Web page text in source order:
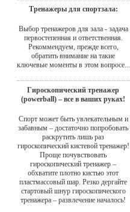
Тренажеры для спортзала:
Выбор тренажеров для зала - задача
первостепенная и ответственная.
Рекоммендуем, прежде всего,
обратить внимание на такие
ключевые моменты в этом вопросе...
Гироскопический тренажер
(powerball) – все в ваших руках!
Спорт может быть увлекательным и
забавным – достаточно попробовать
раскрутить лишь раз
гироскопический кистевой тренажер!
Проще почувствовать
гироскопический тренажер –
обхватите плотно кистью этот
пластмассовый шар. Резко дергайте
стартовый шнур гироскопического
тренажера – развлечение началось!